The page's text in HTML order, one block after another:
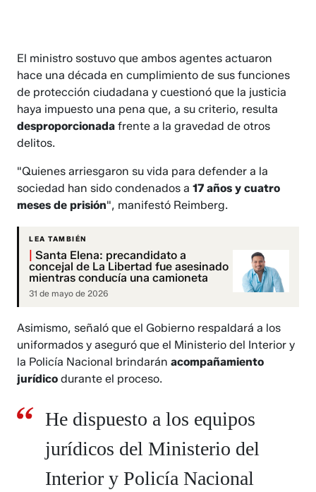
El ministro sostuvo que ambos agentes actuaron
hace una década en cumplimiento de sus funciones
de protección ciudadana y cuestionó que la justicia
haya impuesto una pena que, a su criterio, resulta
desproporcionadafrente a la gravedad de otros
delitos.
"Quienes arriesgaron su vida para defender a la
sociedad han sido condenados a 17 años y cuatro
meses de prisión", manifestó Reimberg.
LEA TAMBIÉN
Santa Elena: precandidato a
concejal de La Libertad fue asesinado
mientras conducía una camioneta
31 de mayo de 2026
Asimismo, señaló que el Gobierno respaldará a los
uniformados y aseguró que el Ministerio del Interior y
la Policía Nacional brindaránacompañamiento
jurídico durante el proceso.
He dispuesto a los equipos
jurídicos del Ministerio del
Interior y Policía Nacional